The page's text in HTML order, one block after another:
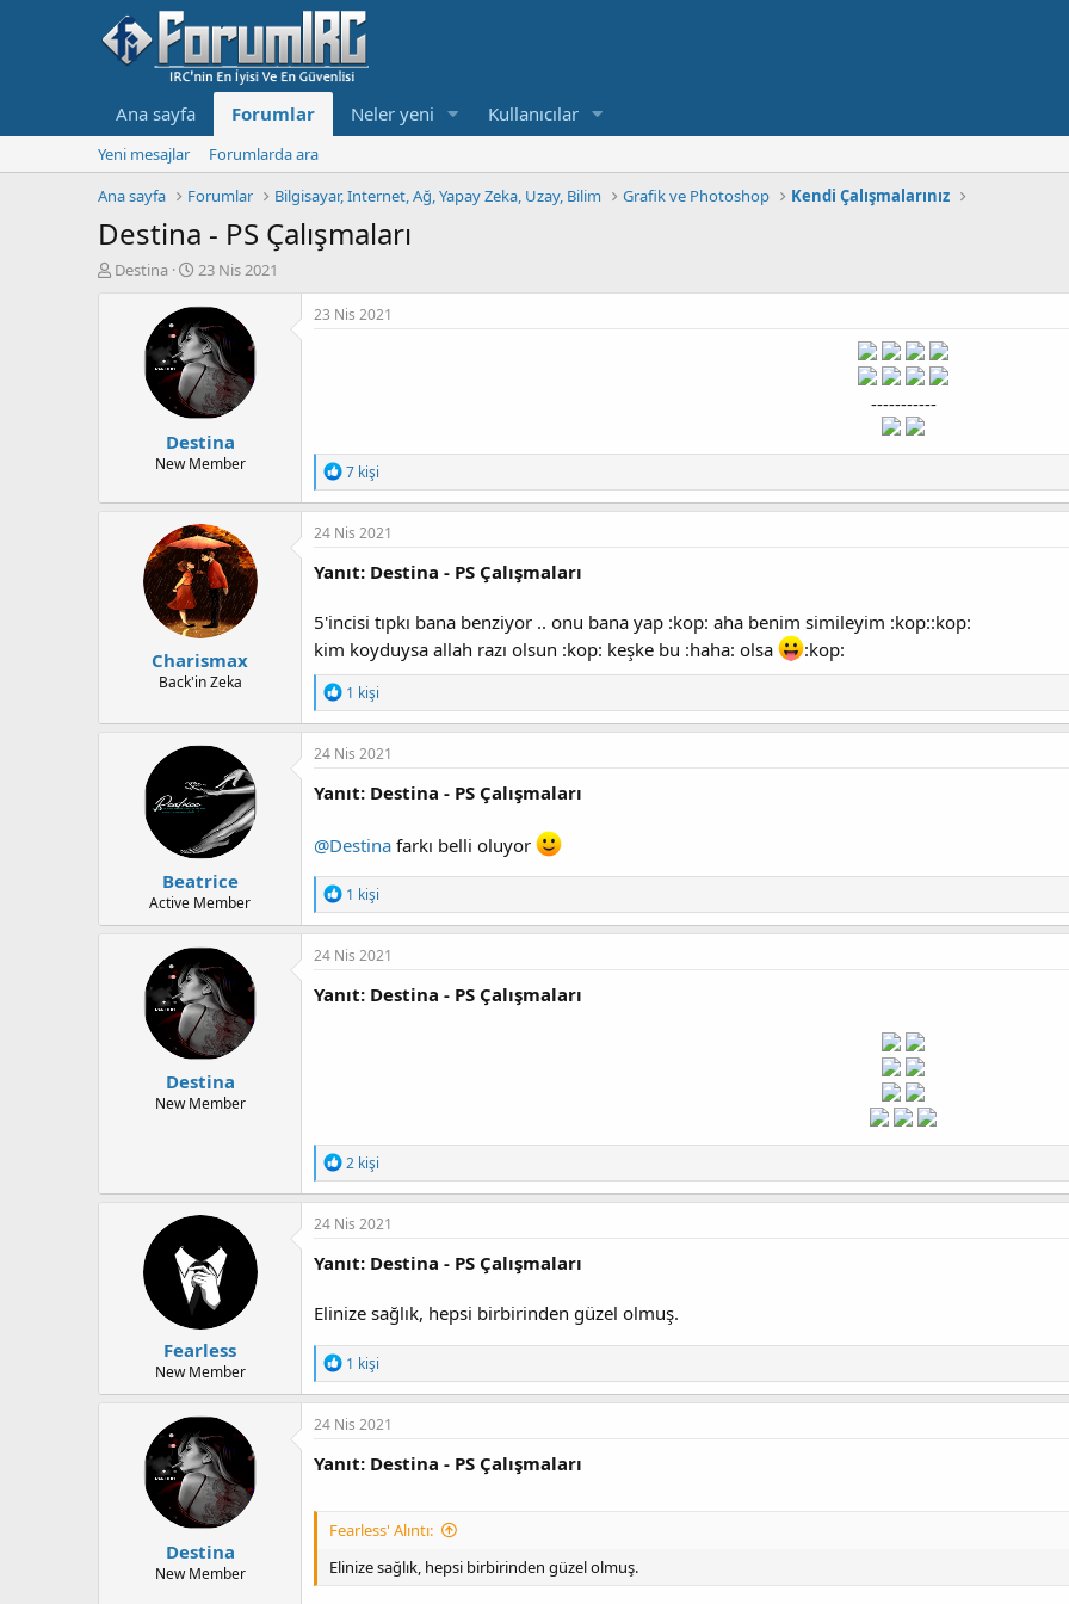
Ana sayfa Forumlar Neler yeni Kullanıcılar
Yeni mesajlar
Forumlarda ara
Ana sayfa
Forumlar Bilgisayar, Internet, Ağ, Yapay Zeka, Uzay, Bilim Grafik ve Photoshop Kendi Çalışmalarınız
Destina - PS Çalışmaları
K
a
Destina
B
ş
l
a
n
g
ı
ç
t
r
i
h
i
23 Nis 2021
Destina
New Member
23 Nis 2021
-----------
T
e
p
k
l
e
:
7 kişi
Charismax
Back'in Zeka
24 Nis 2021
Yanıt: Destina - PS Çalışmaları
5'incisi tıpkı bana benziyor .. onu bana yap :kop: aha benim simileyim :kop::kop:
kim koyduysa allah razı olsun :kop: keşke bu :haha: olsa
:kop:
T
e
p
k
l
e
:
1 kişi
Beatrice
Active Member
24 Nis 2021
Yanıt: Destina - PS Çalışmaları
@Destina farkı belli oluyor
T
e
p
k
l
e
1 kişi
Destina
New Member
24 Nis 2021
Yanıt: Destina - PS Çalışmaları
T
e
p
k
l
e
:
2 kişi
Fearless
New Member
24 Nis 2021
Yanıt: Destina - PS Çalışmaları
Elinize sağlık, hepsi birbirinden güzel olmuş.
T
e
p
k
l
e
1 kişi
Destina
New Member
24 Nis 2021
Yanıt: Destina - PS Çalışmaları
Fearless' Alıntı:
Elinize sağlık, hepsi birbirinden güzel olmuş.